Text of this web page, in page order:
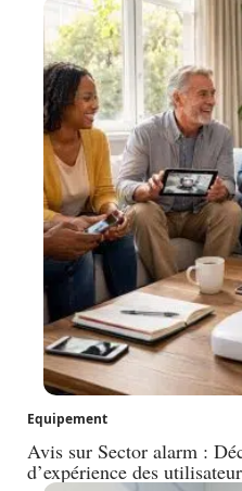
Equipement
Avis sur Sector alarm :
d’expérience des